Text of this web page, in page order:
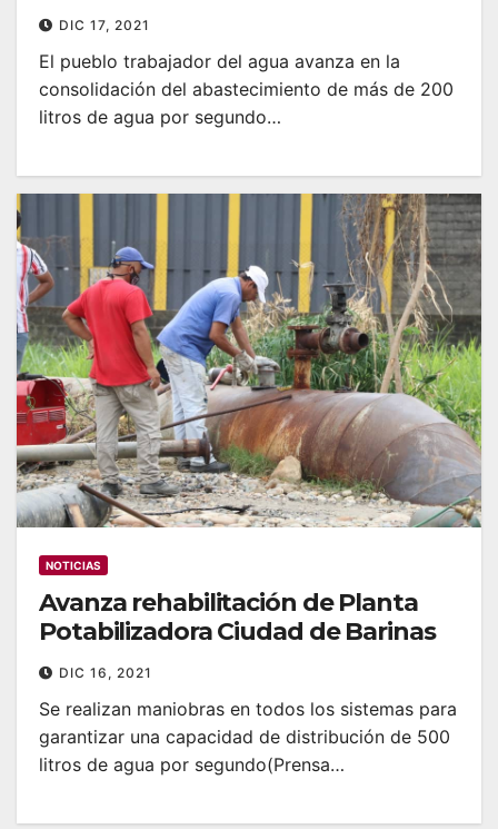
DIC 17, 2021
El pueblo trabajador del agua avanza en la
consolidación del abastecimiento de más de 200
litros de agua por segundo…
NOTICIAS
Avanza rehabilitación de Planta
Potabilizadora Ciudad de Barinas
DIC 16, 2021
Se realizan maniobras en todos los sistemas para
garantizar una capacidad de distribución de 500
litros de agua por segundo(Prensa…